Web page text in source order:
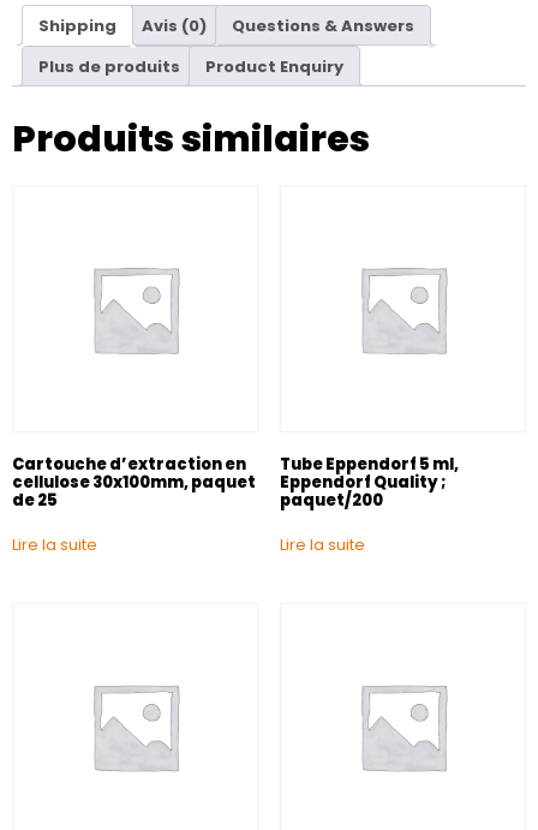
Shipping Avis (0)
Questions & Answers
Plus de produits
Product Enquiry
Produits similaires
Cartouche d’extraction en
cellulose 30x100mm, paquet
de 25
Lire la suite
Tube Eppendorf 5 ml,
Eppendorf Quality ;
paquet/200
Lire la suite